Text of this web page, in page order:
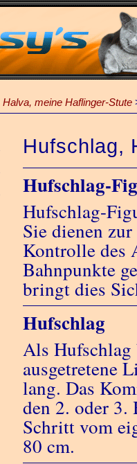
Halva, meine Haflinger-Stute
Hufschlag,
Hufschlag-
Hufschlag-
Sie dienen
Kontrolle des
Bahnpunkte
bringt dies
Hufschlag
Als Hufschlag
ausgetretene
lang. Das
den 2. oder
Schritt vom
80 cm.